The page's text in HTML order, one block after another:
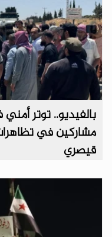
بالفيديو.. توتر
مشاركين في
قيصري